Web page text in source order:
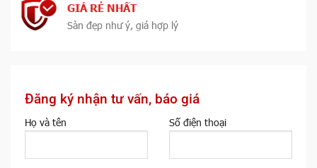
GIÁ RẺ NHẤT
Sàn đẹp như ý, giá hợp lý
Đăng ký nhận tư vấn, báo giá
Họ và tên Số điện thoại